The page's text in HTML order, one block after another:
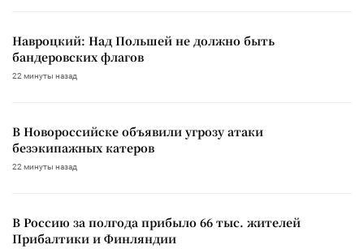
Навроцкий: Над Польшей не должно быть
бандеровских флагов
22 минуты назад
В Новороссийске объявили угрозу атаки
безэкипажных катеров
22 минуты назад
В Россию за полгода прибыло 66 тыс. жителей
Прибалтики и Финляндии